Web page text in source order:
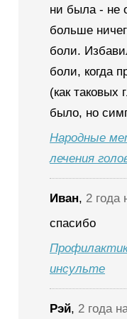
ни была - не
больше
боли.
боли, когда
(как таковых
было, но
Народные
лечения
Иван, 2 года
спасибо
инсульте
Рэй, 2 года